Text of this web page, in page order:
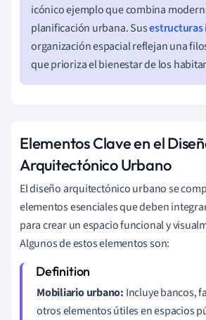
icónico ejemplo que combina
planificación urbana. Susestructuras
organización espacial reflejan una
que prioriza el bienestar de los
Elementos Clave en el
Arquitectónico Urbano
El diseño arquitectónico urbano se
elementos esenciales que deben
para crear un espacio funcional y
Algunos de estos elementos son:
Mobiliario urbano: Incluye bancos,
otros elementos útiles en espacios